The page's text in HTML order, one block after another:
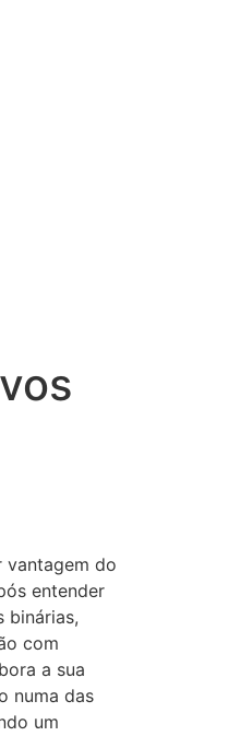
vantagem do
entender
binárias,
com
a sua
numa das
um